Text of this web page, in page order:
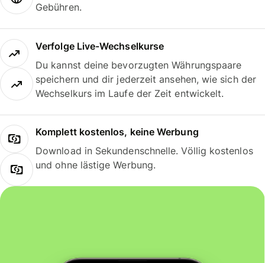
Gebühren.
Verfolge Live-Wechselkurse
Du kannst deine bevorzugten Währungspaare
speichern und dir jederzeit ansehen, wie sich der
Wechselkurs im Laufe der Zeit entwickelt.
Komplett kostenlos, keine Werbung
Download in Sekundenschnelle. Völlig kostenlos
und ohne lästige Werbung.